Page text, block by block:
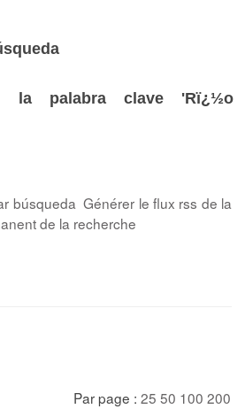
la palabra clave 'Rï¿½o
búsqueda Générer le flux rss de la
de la recherche
Par page : 25 50 100 200